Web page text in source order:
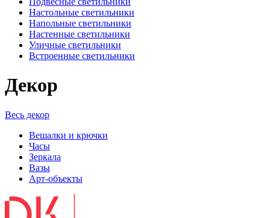
Настольные светильники
Напольные светильники
Настенные светильники
Уличные светильники
Встроенные светильники
Декор
Весь декор
Вешалки и крючки
Часы
Зеркала
Вазы
Арт-объекты